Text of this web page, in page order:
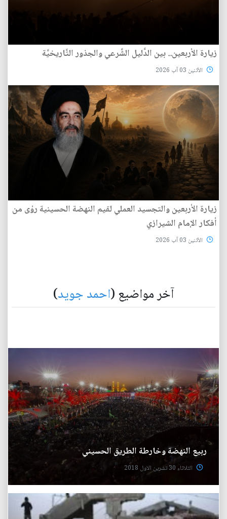
زيارة الأربعين.. بين الدَّليل الشَّرعي والجذور التَّاريخيَّة
الأثنين 03 آب 2026
زيارة الأربعين والتجسيد العملي لقيم النهضة الحسينية رؤى من
أفكار الإمام الشيرازي
الأثنين 03 آب 2026
آخر مواضيع (احمد جويد)
ربيع النهضة وخارطة الطريق الحسيني
الثلاثاء 30 تشرين الاول 2018